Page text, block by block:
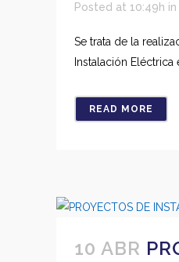
Posted at 10:49h in
Se trata de la
Instalación Eléctrica
READ MORE
10 ABR